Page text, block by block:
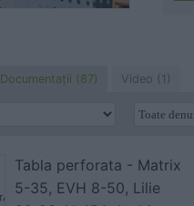
Documentaţii (87) Video (1)
Tabla perforata - Matrix
5-35, EVH 8-50, Lilie